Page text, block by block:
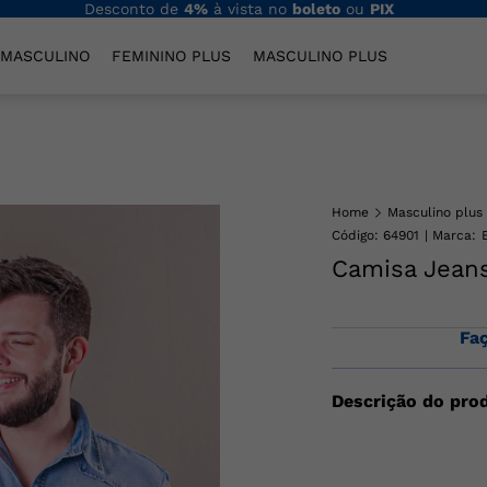
Desconto de 4%à vista no boletoou PIX
MASCULINO FEMININO PLUS MASCULINO PLUS
Home Masculino plus
Código: 64901
Camisa
Descrição do